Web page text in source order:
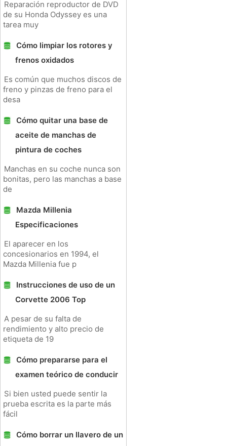
Reparación reproductor de DVD
de su Honda Odyssey es una
tarea muy
Cómo limpiar los rotores y
frenos oxidados
Es común que muchos discos de
freno y pinzas de freno para el
desa
Cómo quitar una base de
aceite de manchas de
pintura de coches
Manchas en su coche nunca son
bonitas, pero las manchas a base
de
Mazda Millenia
Especificaciones
El aparecer en los
concesionarios en 1994, el
Mazda Millenia fue p
Instrucciones de uso de un
Corvette 2006 Top
A pesar de su falta de
rendimiento y alto precio de
etiqueta de 19
Cómo prepararse para el
examen teórico de conducir
Si bien usted puede sentir la
prueba escrita es la parte más
fácil
Cómo borrar un llavero de un